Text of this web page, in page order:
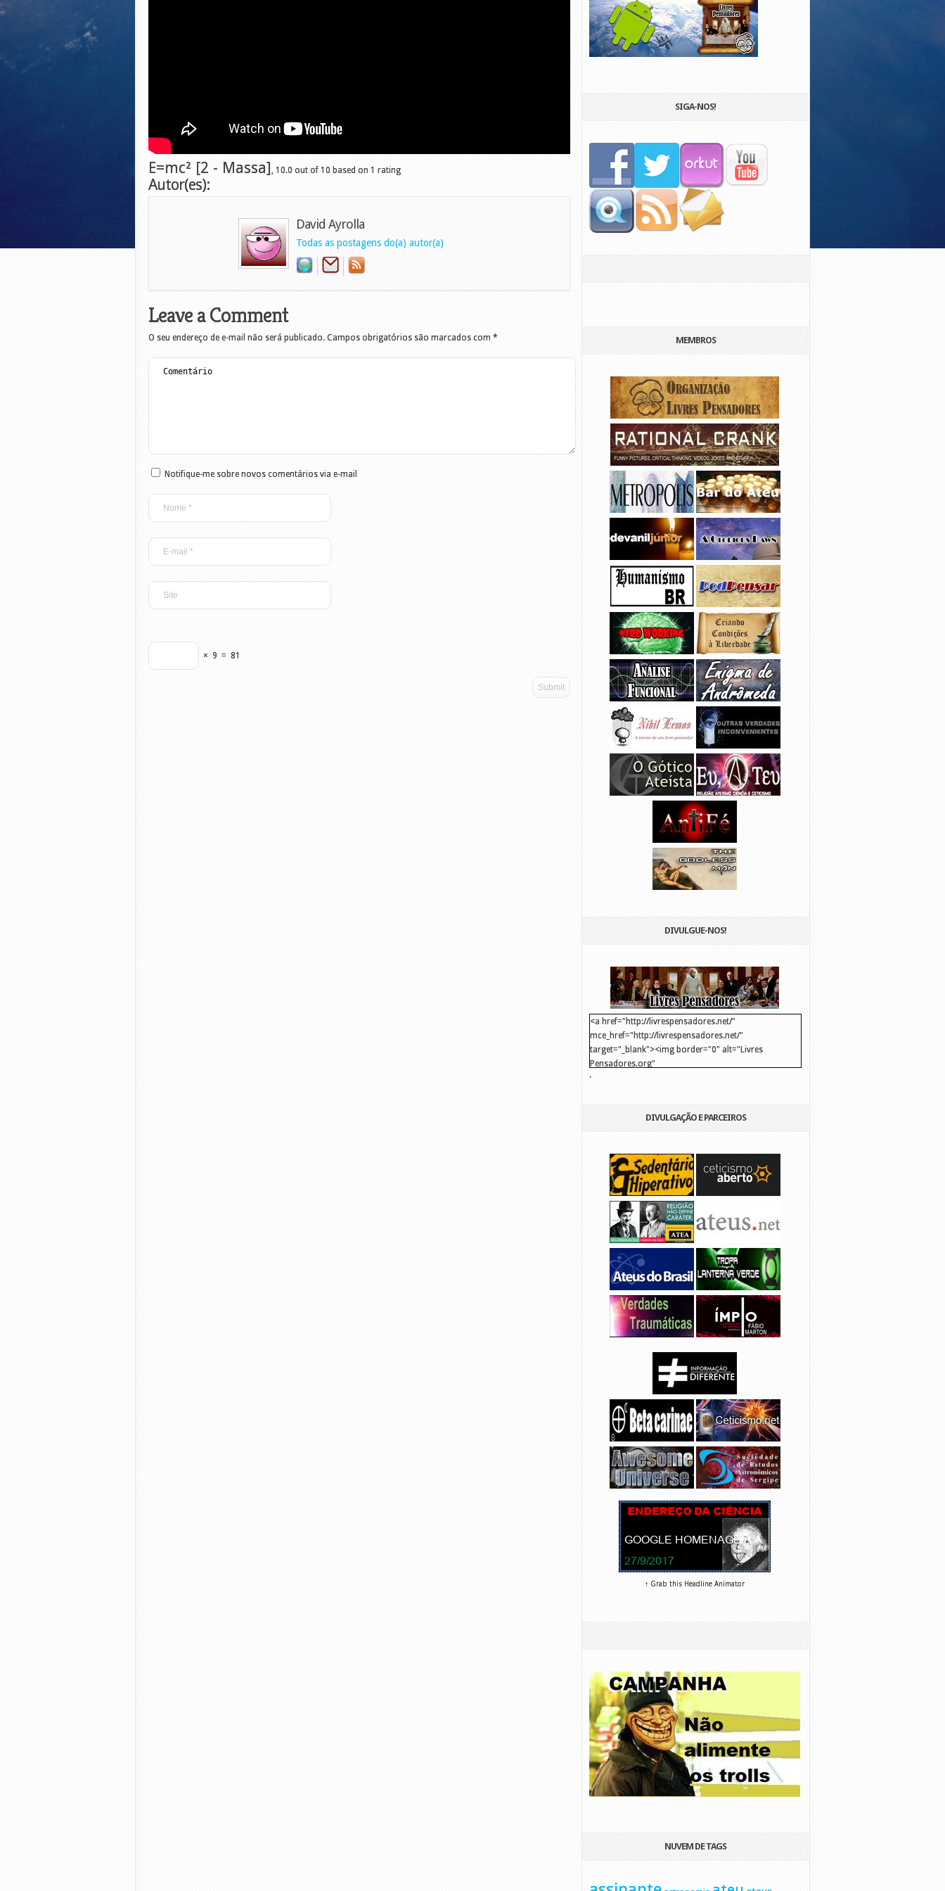
E=mc² [2 - Massa], 10.0 out of 10 based on 1 rating
Autor(es):
David Ayrolla
Todas as postagens do(a) autor(a)
Leave a Comment
O seu endereço de e-mail não será publicado. Campos obrigatórios são marcados com *
Notifique-me sobre novos comentários via e-mail
× 9 = 81
SIGA-NOS!
MEMBROS
DIVULGUE-NOS!
<a href="http://livrespensadores.net/"
mce_href="http://livrespensadores.net/"
target="_blank"><img border="0" alt="Livres
Pensadores.org"
src="http://lh6.ggpht.com/_25pDjsdjolQ/TNSgK1CylTI/AAAAAAAAAFk/u8d6kvYMhVc/
.
DIVULGAÇÃO E PARCEIROS
↑ Grab this Headline Animator
NUVEM DE TAGS